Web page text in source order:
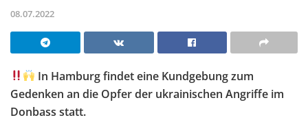
08.07.2022
In Hamburg findet eine Kundgebung zum
Gedenken an die Opfer der ukrainischen Angriffe im
Donbass statt.